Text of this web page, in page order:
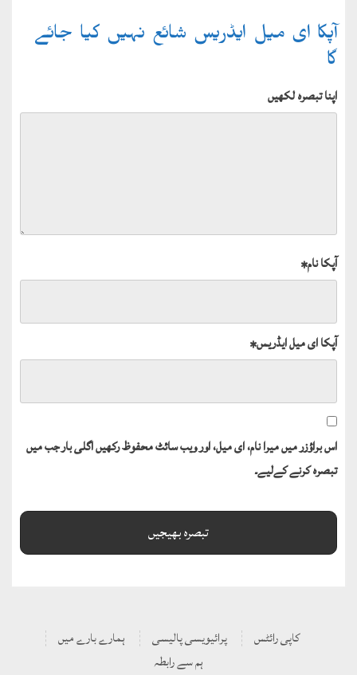
آپکا ای میل ایڈریس شائع نہیں کیا جائے
گا
اپنا تبصرہ لکھیں
آپکا نام*
آپکا ای میل ایڈریس*
اس براؤزر میں میرا نام، ای میل، اور ویب سائٹ محفوظ رکھیں اگلی بار جب میں
تبصرہ کرنے کےلیے۔
کاپی رائٹس پرائیویسی پالیسی
ہمارے بارے میں
ہم سے رابطہ